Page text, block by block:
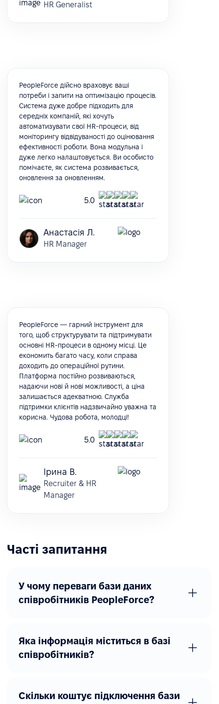
HR Generalist
PeopleForce дійсно враховує ваші
потреби і запити на оптимізацію процесів.
Система дуже добре підходить для
середніх компаній, які хочуть
автоматизувати свої HR-процеси, від
моніторингу відвідуваності до оцінювання
ефективності роботи. Вона модульна і
дуже легко налаштовується. Ви особисто
помічаєте, як система розвивається,
оновлення за оновленням.
5.0
Анастасія Л.
HR Manager
PeopleForce — гарний інструмент для
того, щоб структурувати та підтримувати
основні HR-процеси в одному місці. Це
економить багато часу, коли справа
доходить до операційної рутини.
Платформа постійно розвиваються,
надаючи нові й нові можливості, а ціна
залишається адекватною. Служба
підтримки клієнтів надзвичайно уважна та
корисна. Чудова робота, молодці!
5.0
Ірина В.
Recruiter & HR
Manager
Часті запитання
У чому переваги бази даних
співробітників PeopleForce?
Яка інформація міститься в базі
співробітників?
Скільки коштує підключення бази